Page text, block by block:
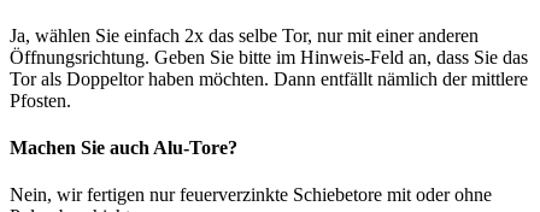
Ja, wählen Sie einfach 2x das selbe Tor, nur mit einer anderen
Öffnungsrichtung. Geben Sie bitte im Hinweis-Feld an, dass Sie das
Tor als Doppeltor haben möchten. Dann entfällt nämlich der mittlere
Pfosten.
Machen Sie auch Alu-Tore?
Nein, wir fertigen nur feuerverzinkte Schiebetore mit oder ohne